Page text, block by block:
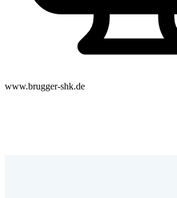
www.brugger-shk.de